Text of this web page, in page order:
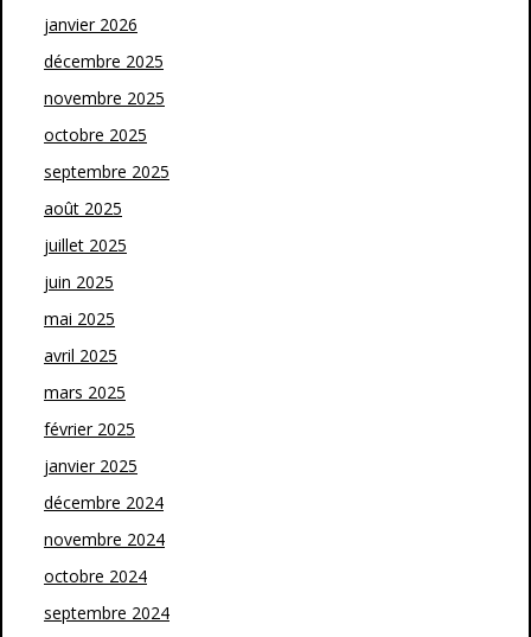
janvier 2026
décembre 2025
novembre 2025
octobre 2025
septembre 2025
août 2025
juillet 2025
juin 2025
mai 2025
avril 2025
mars 2025
février 2025
janvier 2025
décembre 2024
novembre 2024
octobre 2024
septembre 2024